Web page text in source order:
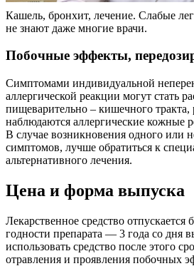
Кашель, бронхит, лечение. Слабые
не знают даже многие врачи.
Побочные эффекты,
Симптомами индивидуальной
аллергической реакции могут стать
пищеварительно – кишечного тракта,
наблюдаются аллергические кожные
В случае возникновения одного или
симптомов, лучше обратиться к
альтернативного лечения.
Цена и форма выпуска
Лекарственное средство отпускается
годности препарата — 3 года со дня
использовать средство после этого
отравления и проявления побочных